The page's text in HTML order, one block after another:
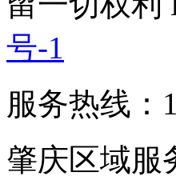
号-1
服务热线：
肇庆区域服